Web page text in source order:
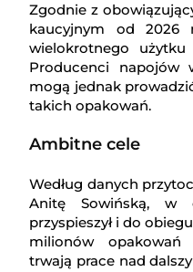
Zgodnie z
kaucyjnym od 2026
wielokrotnego
Producenci napojów
mogą jednak
takich opakowań.
Ambitne cele
Według danych
Anitę Sowińską, w
przyspieszył i do
milionów
trwają prace nad